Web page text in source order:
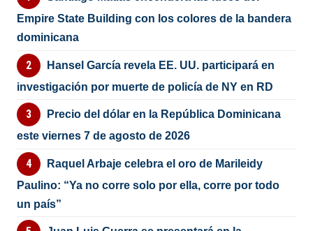
Empire State Building con los colores de la bandera
dominicana
Hansel García revela EE. UU. participará en
investigación por muerte de policía de NY en RD
Precio del dólar en la República Dominicana
este viernes 7 de agosto de 2026
Raquel Arbaje celebra el oro de Marileidy
Paulino: “Ya no corre solo por ella, corre por todo
un país”